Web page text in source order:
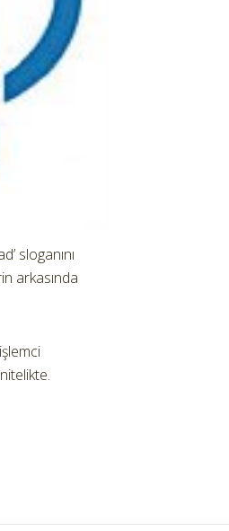
sloganını
arkasında